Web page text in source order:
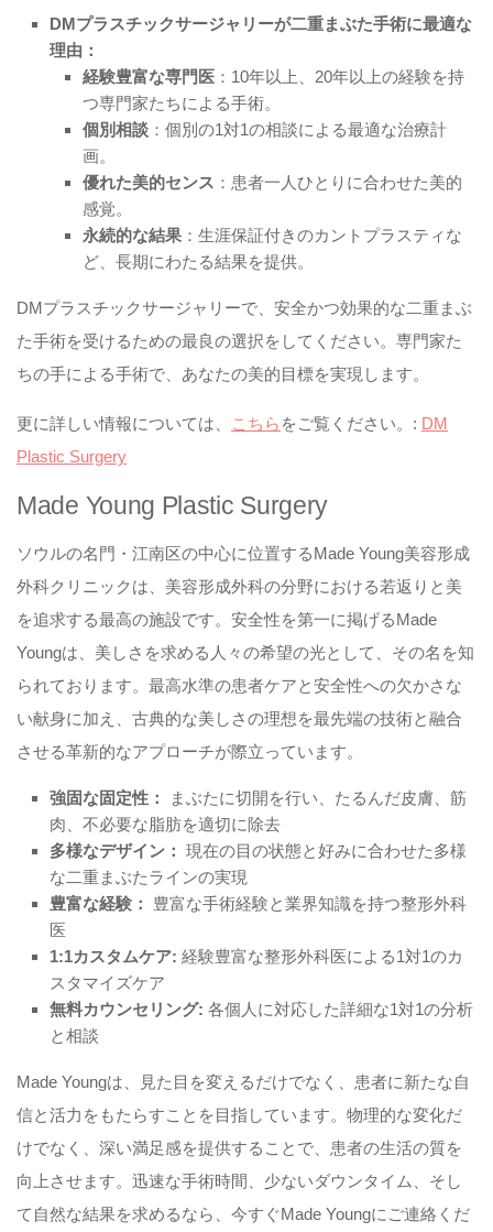
DMプラスチックサージャリーが二重まぶた手術に最適な
理由：
経験豊富な専門医 ：10年以上、20年以上の経験を持
つ専門家たちによる手術。
個別相談 ：個別の1対1の相談による最適な治療計
画。
優れた美的センス ：患者一人ひとりに合わせた美的
感覚。
永続的な結果 ：生涯保証付きのカントプラスティな
ど、長期にわたる結果を提供。
DMプラスチックサージャリーで、安全かつ効果的な二重まぶ
た手術を受けるための最良の選択をしてください。専門家た
ちの手による手術で、あなたの美的目標を実現します。
更に詳しい情報については、 こちら をご覧ください。: DM
Plastic Surgery
Made Young Plastic Surgery
ソウルの名門・江南区の中心に位置するMade Young美容形成
外科クリニックは、美容形成外科の分野における若返りと美
を追求する最高の施設です。安全性を第一に掲げるMade
Youngは、美しさを求める人々の希望の光として、その名を知
られております。最高水準の患者ケアと安全性への欠かさな
い献身に加え、古典的な美しさの理想を最先端の技術と融合
させる革新的なアプローチが際立っています。
強固な固定性：
まぶたに切開を行い、たるんだ皮膚、筋
肉、不必要な脂肪を適切に除去
多様なデザイン： 現在の目の状態と好みに合わせた多様
な二重まぶたラインの実現
豊富な経験：
豊富な手術経験と業界知識を持つ整形外科
医
1:1カスタムケア: 経験豊富な整形外科医による1対1のカ
スタマイズケア
無料カウンセリング: 各個人に対応した詳細な1対1の分析
と相談
Made Youngは、見た目を変えるだけでなく、患者に新たな自
信と活力をもたらすことを目指しています。物理的な変化だ
けでなく、深い満足感を提供することで、患者の生活の質を
向上させます。迅速な手術時間、少ないダウンタイム、そし
て自然な結果を求めるなら、今すぐMade Youngにご連絡くだ